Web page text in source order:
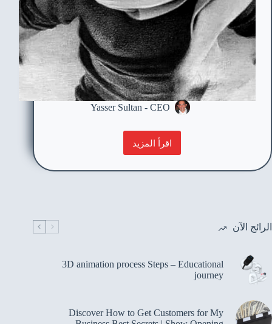
Yasser Sultan - CEO
اقرأ المزيد
الرائج الآن
3D animation process Steps – Educational
journey
Discover How to Get Customers for My